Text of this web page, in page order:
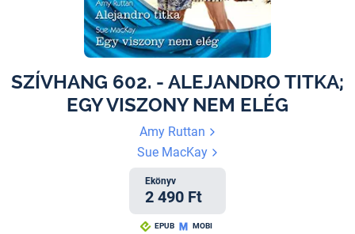
SZÍVHANG 602. - ALEJANDRO TITKA;
EGY VISZONY NEM ELÉG
Amy Ruttan
Sue MacKay
Ekönyv
2 490 Ft
EPUB MOBI